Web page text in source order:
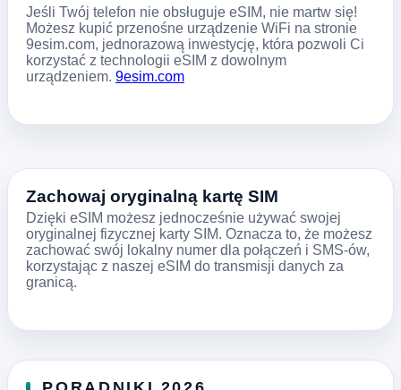
Jeśli Twój telefon nie obsługuje eSIM, nie martw się!
Możesz kupić przenośne urządzenie WiFi na stronie
9esim.com, jednorazową inwestycję, która pozwoli Ci
korzystać z technologii eSIM z dowolnym
urządzeniem. 9esim.com
Zachowaj oryginalną kartę SIM
Dzięki eSIM możesz jednocześnie używać swojej
oryginalnej fizycznej karty SIM. Oznacza to, że możesz
zachować swój lokalny numer dla połączeń i SMS-ów,
korzystając z naszej eSIM do transmisji danych za
granicą.